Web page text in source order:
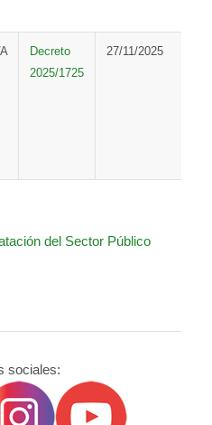
Decreto
2025/1725
27/11/2025
del Sector Público
sociales: